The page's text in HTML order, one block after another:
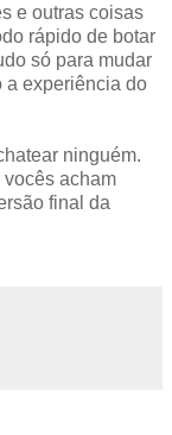
e outras coisas
rápido de botar
só para mudar
a experiência do
ninguém.
acham
final da